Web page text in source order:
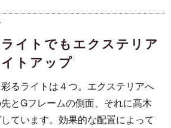
イトでもエクステリア
トアップ
るライトは４つ。エクステリアへ
とGフレームの側面、それに高木
ています。効果的な配置によって